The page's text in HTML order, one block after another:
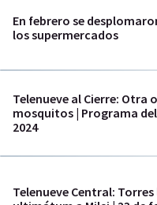
En febrero se
los supermercados
Telenueve al Cierre: Otra
mosquitos | Programa
2024
Telenueve Central: Torres